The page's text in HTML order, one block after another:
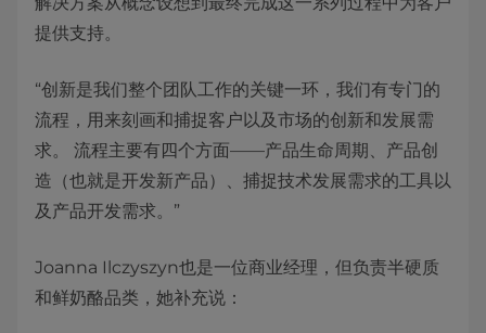
提供支持。
“创新是我们整个团队工作的关键一环，我们有专门的
流程，用来刻画和捕捉客户以及市场的创新和发展需
求。 流程主要有四个方面——产品生命周期、产品创
造（也就是开发新产品）、捕捉技术发展需求的工具以
及产品开发需求。”
Joanna Ilczyszyn也是一位商业经理，但负责半硬质
和鲜奶酪品类，她补充说：